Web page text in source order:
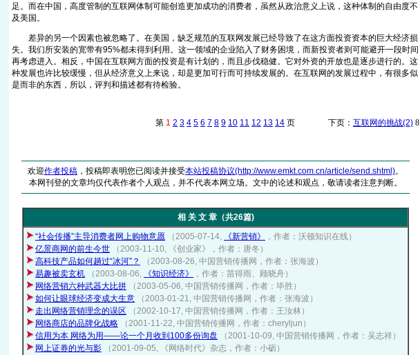
足。而在中国，高度管制的互联网体制可能创造更加成功的消费者，虽然从政治意义上说，这种体制的自由度不
及美国。
差异的另一个因素也被忽略了。在美国，缺乏规范的互联网发展已经导致了在这方面投资资本的巨大经济损
失。我们所安装的宽带有95%都未得到利用。这一领域的企业陷入了财务困境，而新投资者则可能避开一段时间
再考虑进入。相反，中国在互联网方面的投资是有计划的，而且步伐稳健。它对外资的开放也是逐步进行的。这
种发展也许比较缓慢，但从经济意义上来说，却是更加可行而可持续发展的。在互联网的发展过程中，有很多似
是而非的东西，所以，评判和描述都有待检验。
第 1 2 3 4 5 6 7 8 9 10 11 12 13 14 页 下页： 互联网的挑战(2) 8
欢迎作者投稿 ，投稿即表明您已阅读并接受本站投稿协议(http://www.emkt.com.cn/article/send.shtml)。
本网刊登的文章均仅代表作者个人观点，并不代表本网立场。文中的论述和观点，敬请读者注意判断。
相 关 文 章（共26篇)
“社会传播”主导消费者网上购物意愿
（2005-07-14, 《新营销》
，作者：沃顿知识在线）
亿景商网的前生今世
（2003-11-10, 《创业家》，作者：唐冬）
高科技产品如何趟过“冰河”？
（2003-08-26, 中国营销传播网，作者：张海波）
易趣被卖玄机
（2003-08-06, 《知识经济》
，作者：苗得雨、顾晓舟）
网络营销六种武器大比拼
（2003-05-06, 中国营销传播网，作者：毕胜）
如何让眼球经济变成大生意
（2003-01-21, 中国营销传播网，作者：张海波）
走出网络营销理念的误区
（2002-10-17, 中国营销传播网，作者：王汝林）
网络商店的品牌化战略
（2001-11-22, 中国营销传播网，作者：cheryljun）
信用为本 网络为用——论一个月收到100多份询盘
（2001-10-09, 中国营销传播网，作者：吴志祥）
网上证券的光与影
（2001-09-05, 《网络时代》杂志，作者：小砺）